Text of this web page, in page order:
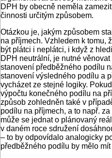
DPH by obecně neměla
činnosti určitým způsobem.
Otázkou je, jakým způsobem
na příjmech. Vzhledem k tomu,
být plátci i neplátci, i když z
DPH neutrální, je nutné
stanovení předběžného podílu
stanovení výsledného podílu a
vycházet ze stejné logiky.
výpočtu konečného podílu na
způsob zohledněn také v
podílu na příjmech, a to např.
může se jednat o plánovaný
v daném roce sdružení
– to by odpovídalo analogicky
předběžného podílu by mělo